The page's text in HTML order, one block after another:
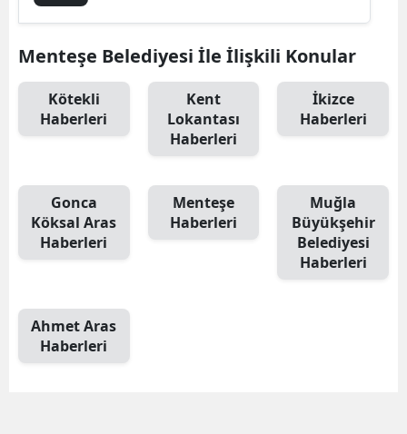
Menteşe Belediyesi İle İlişkili Konular
Kötekli
Haberleri
Kent
Lokantası
Haberleri
İkizce
Haberleri
Gonca
Köksal Aras
Haberleri
Menteşe
Haberleri
Muğla
Büyükşehir
Belediyesi
Haberleri
Ahmet Aras
Haberleri